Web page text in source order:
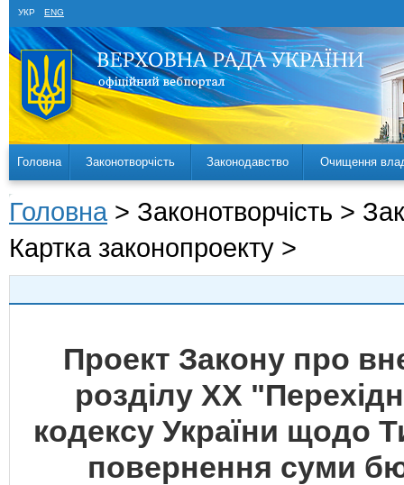
УКР ENG
Головна Законотворчість Законодавство Очищення
Головна > Законотворчість >
Картка законопроекту >
Проект Закону про
розділу XX
кодексу України щодо
повернення суми